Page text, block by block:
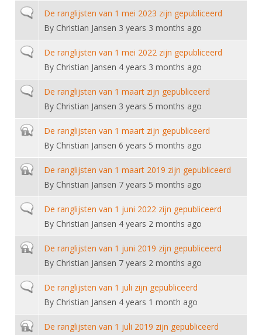
Overschrijven leden
Import inschrijvingen uit Nahouw
Verwerk wedstrijduitslagen
NK organiseren
Promotie en logo
Geschiedenis van het schermen
Bibliotheek
Touché
Normal topicDe ranglijsten van 1 mei 2023 zijn gepubliceerd
By Christian Jansen 3 years 3 months ago
Normal topicDe ranglijsten van 1 mei 2022 zijn gepubliceerd
By Christian Jansen 4 years 3 months ago
Normal topicDe ranglijsten van 1 maart zijn gepubliceerd
By Christian Jansen 3 years 5 months ago
Closed topicDe ranglijsten van 1 maart zijn gepubliceerd
By Christian Jansen 6 years 5 months ago
Closed topicDe ranglijsten van 1 maart 2019 zijn gepubliceerd
By Christian Jansen 7 years 5 months ago
Normal topicDe ranglijsten van 1 juni 2022 zijn gepubliceerd
By Christian Jansen 4 years 2 months ago
Closed topicDe ranglijsten van 1 juni 2019 zijn gepubliceerd
By Christian Jansen 7 years 2 months ago
Normal topicDe ranglijsten van 1 juli zijn gepubliceerd
By Christian Jansen 4 years 1 month ago
Closed topicDe ranglijsten van 1 juli 2019 zijn gepubliceerd